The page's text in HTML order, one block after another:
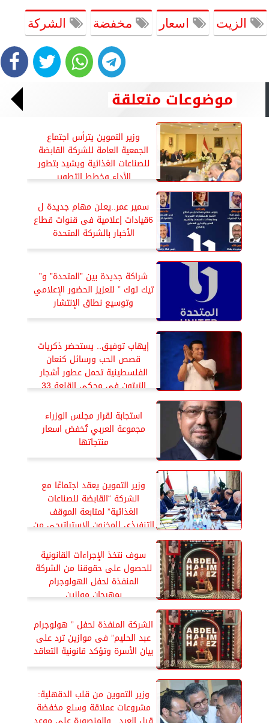
الزيت اسعار مخفضة الشركة
موضوعات متعلقة
وزير التموين يترأس اجتماع
الجمعية العامة للشركة القابضة
للصناعات الغذائية ويشيد بتطور
الأداء وخطط التطوير
سمير عمر..يعلن مهام جديدة ل
6قيادات إعلامية فى قنوات قطاع
الأخبار بالشركة المتحدة
شراكة جديدة بين ”المتحدة” و”
تيك توك ” لتعزيز الحضور الإعلامي
وتوسيع نطاق الإنتشار
إيهاب توفيق.. يستحضر ذكريات
قصص الحب ورسائل كنعان
الفلسطينية تحمل عطور أشجار
الزيتون فى محكي القلعة 33
استجابة لقرار مجلس الوزراء
مجموعة العربي تُخفض اسعار
منتجاتها
وزير التموين يعقد اجتماعًا مع
الشركة “القابضة للصناعات
الغذائية” لمتابعة الموقف
التنفيذي للمخزون الاستراتيجي من
وانتظام التوزيع
سوف نتخذ الإجراءات القانونية
للحصول على حقوقنا من الشركة
المنفذة لحفل الهولوجرام
بمهرجان موازين
الشركة المنفذة لحفل ” هولوجرام
عبد الحليم” فى موازين ترد على
بيان الأسرة وتؤكد قانونية التعاقد
وزير التموين من قلب الدقهلية:
مشروعات عملاقة وسلع مخفضة